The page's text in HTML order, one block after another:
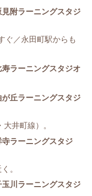
附ラーニングスタジ
ぐ／永田町駅からも
ラーニングスタジオ
丘ラーニングスタジ
井町線）。
ラーニングスタジ
。
川ラーニングスタジ